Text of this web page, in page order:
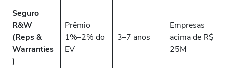
Seguro
R&W
(Reps &
Warranties
)
Prêmio
1%–2% do
EV
3–7 anos
Empresas
acima de R$
25M